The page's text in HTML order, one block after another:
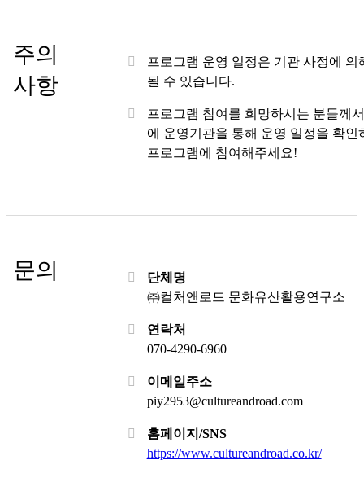
주의
사항
프로그램 운영 일정은 기관 사정에 의
될 수 있습니다.
프로그램 참여를 희망하시는 분들께
에 운영기관을 통해 운영 일정을 확인
프로그램에 참여해주세요!
문의
단체명
㈜컬처앤로드 문화유산활용연구소
연락처
070-4290-6960
이메일주소
piy2953@cultureandroad.com
홈페이지/SNS
https://www.cultureandroad.co.kr/